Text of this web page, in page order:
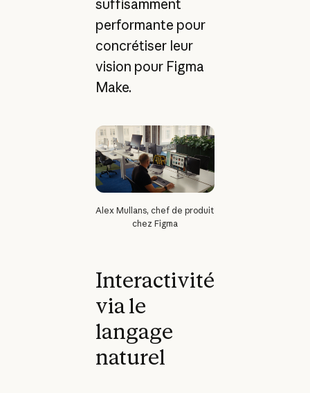
suffisamment
performante pour
concrétiser leur
vision pour Figma
Make.
Alex Mullans, chef de produit
chez Figma
Interactivité
via le
langage
naturel